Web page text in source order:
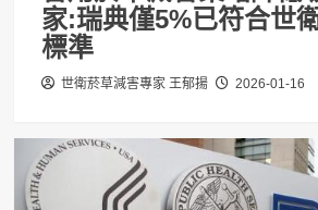
家:瑞典僅5%已符合世
標準
世衛菸草減害專家 王郁揚 2026-01-16